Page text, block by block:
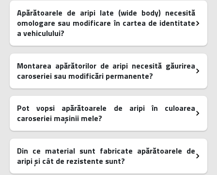
Apărătoarele de aripi late (wide body) necesită
omologare sau modificare în cartea de identitate
a vehiculului?
Montarea apărătorilor de aripi necesită găurirea
caroseriei sau modificări permanente?
Pot vopsi apărătoarele de aripi în culoarea
caroseriei mașinii mele?
Din ce material sunt fabricate apărătoarele de
aripi și cât de rezistente sunt?